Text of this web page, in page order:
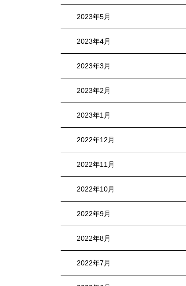
2023年5月
2023年4月
2023年3月
2023年2月
2023年1月
2022年12月
2022年11月
2022年10月
2022年9月
2022年8月
2022年7月